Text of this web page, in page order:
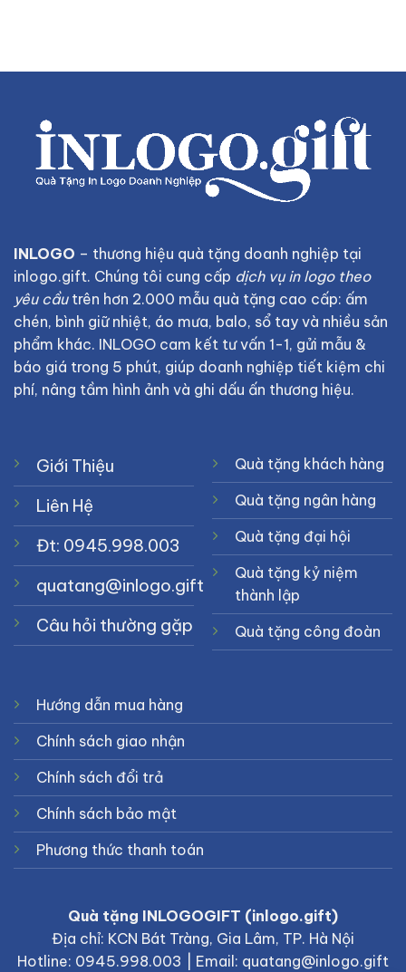
INLOGO – thương hiệu quà tặng doanh nghiệp tại
inlogo.gift. Chúng tôi cung cấp dịch vụ in logo theo
yêu cầutrên hơn 2.000 mẫu quà tặng cao cấp: ấm
chén, bình giữ nhiệt, áo mưa, balo, sổ tay và nhiều sản
phẩm khác. INLOGO cam kết tư vấn 1-1, gửi mẫu &
báo giá trong 5 phút, giúp doanh nghiệp tiết kiệm chi
phí, nâng tầm hình ảnh và ghi dấu ấn thương hiệu.
Giới Thiệu
Liên Hệ
Đt: 0945.998.003
quatang@inlogo.gift
Câu hỏi thường gặp
Quà tặng khách hàng
Quà tặng ngân hàng
Quà tặng đại hội
Quà tặng kỷ niệm
thành lập
Quà tặng công đoàn
Hướng dẫn mua hàng
Chính sách giao nhận
Chính sách đổi trả
Chính sách bảo mật
Phương thức thanh toán
Quà tặng INLOGOGIFT (inlogo.gift)
Địa chỉ: KCN Bát Tràng, Gia Lâm, TP. Hà Nội
Hotline: 0945.998.003 | Email: quatang@inlogo.gift